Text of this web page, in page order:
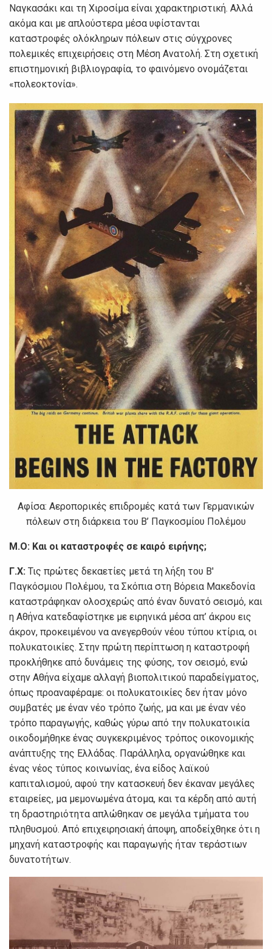
Ναγκασάκι και τη Χιροσίμα είναι χαρακτηριστική. Αλλά
ακόμα και με απλούστερα μέσα υφίστανται
καταστροφές ολόκληρων πόλεων στις σύγχρονες
πολεμικές επιχειρήσεις στη Μέση Ανατολή. Στη σχετική
επιστημονική βιβλιογραφία, το φαινόμενο ονομάζεται
«πολεοκτονία».
Αφίσα: Αεροπορικές επιδρομές κατά των Γερμανικών
πόλεων στη διάρκεια του Β’ Παγκοσμίου Πολέμου
Μ.Ο: Και οι καταστροφές σε καιρό ειρήνης;
Γ.Χ: Τις πρώτες δεκαετίες μετά τη λήξη του Β'
Παγκόσμιου Πολέμου, τα Σκόπια στη Βόρεια Μακεδονία
καταστράφηκαν ολοσχερώς από έναν δυνατό σεισμό, και
η Αθήνα κατεδαφίστηκε με ειρηνικά μέσα απ’ άκρου εις
άκρον, προκειμένου να ανεγερθούν νέου τύπου κτίρια, οι
πολυκατοικίες. Στην πρώτη περίπτωση η καταστροφή
προκλήθηκε από δυνάμεις της φύσης, τον σεισμό, ενώ
στην Αθήνα είχαμε αλλαγή βιοπολιτικού παραδείγματος,
όπως προαναφέραμε: οι πολυκατοικίες δεν ήταν μόνο
συμβατές με έναν νέο τρόπο ζωής, μα και με έναν νέο
τρόπο παραγωγής, καθώς γύρω από την πολυκατοικία
οικοδομήθηκε ένας συγκεκριμένος τρόπος οικονομικής
ανάπτυξης της Ελλάδας. Παράλληλα, οργανώθηκε και
ένας νέος τύπος κοινωνίας, ένα είδος λαϊκού
καπιταλισμού, αφού την κατασκευή δεν έκαναν μεγάλες
εταιρείες, μα μεμονωμένα άτομα, και τα κέρδη από αυτή
τη δραστηριότητα απλώθηκαν σε μεγάλα τμήματα του
πληθυσμού. Από επιχειρησιακή άποψη, αποδείχθηκε ότι η
μηχανή καταστροφής και παραγωγής ήταν τεράστιων
δυνατοτήτων.